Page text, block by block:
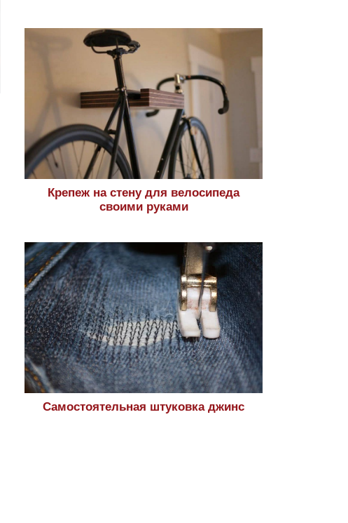
Крепеж на стену для велосипеда
своими руками
Самостоятельная штуковка джинс